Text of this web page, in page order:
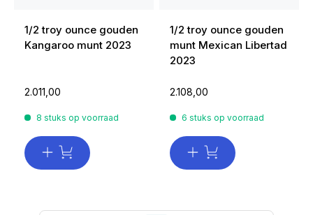
1/2 troy ounce gouden
Kangaroo munt 2023
2.011,00
8 stuks op voorraad
1/2 troy ounce gouden
munt Mexican Libertad
2023
2.108,00
6 stuks op voorraad